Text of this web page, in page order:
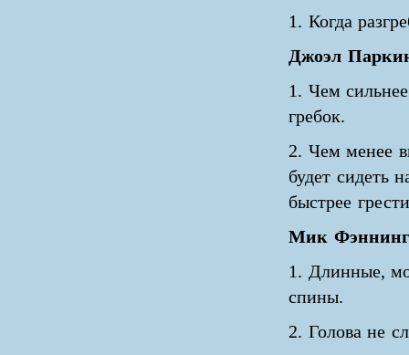
1. Когда
Джоэл
1. Чем
гребок.
2. Чем менее
будет сидеть
быстрее
Мик Фэннинг
1. Длинные,
спины.
2. Голова не